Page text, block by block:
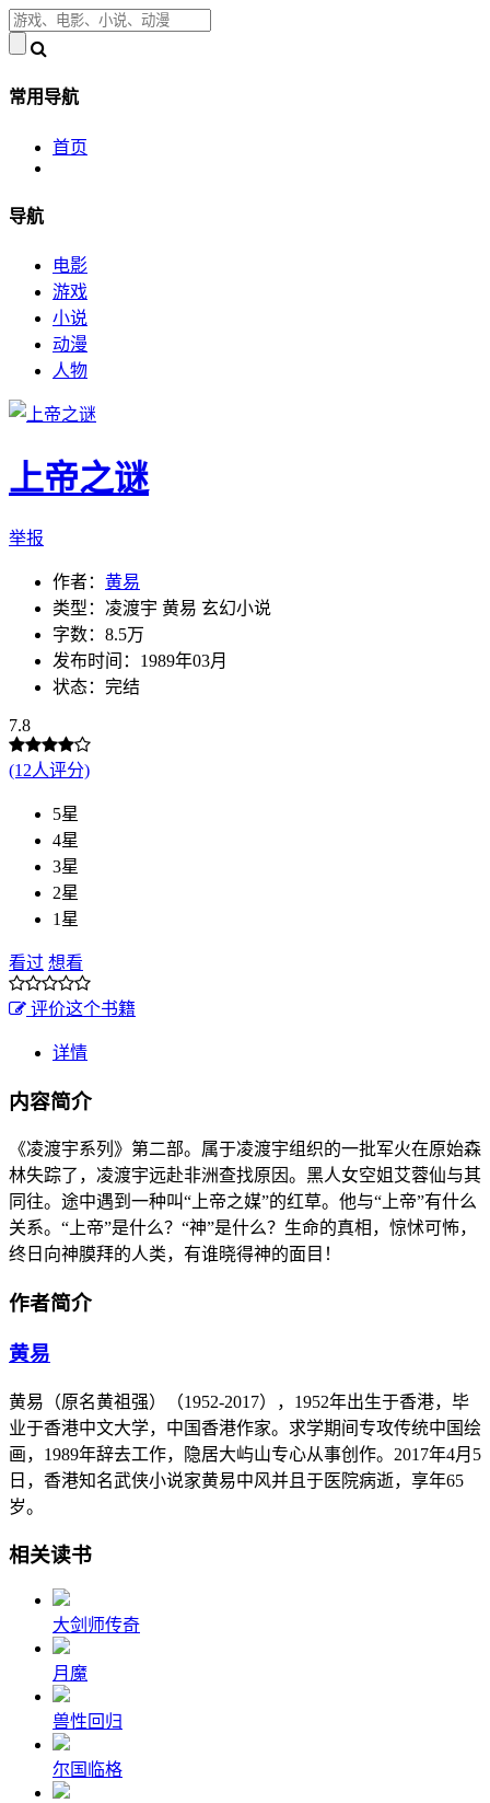
常用导航
首页
导航
电影
游戏
小说
动漫
人物
上帝之谜
举报
作者： 黄易
类型：凌渡宇 黄易 玄幻小说
字数：8.5万
发布时间：1989年03月
状态：完结
7.8
(12人评分)
5星
4星
3星
2星
1星
看过 想看
评价这个书籍
详情
内容简介
《凌渡宇系列》第二部。属于凌渡宇组织的一批军火在原始森
林失踪了，凌渡宇远赴非洲查找原因。黑人女空姐艾蓉仙与其
同往。途中遇到一种叫“上帝之媒”的红草。他与“上帝”有什么
关系。“上帝”是什么？“神”是什么？生命的真相，惊怵可怖，
终日向神膜拜的人类，有谁晓得神的面目！
作者简介
黄易
黄易（原名黄祖强）（1952-2017），1952年出生于香港，毕
业于香港中文大学，中国香港作家。求学期间专攻传统中国绘
画，1989年辞去工作，隐居大屿山专心从事创作。2017年4月5
日，香港知名武侠小说家黄易中风并且于医院病逝，享年65
岁。
相关读书
大剑师传奇
月魔
兽性回归
尔国临格